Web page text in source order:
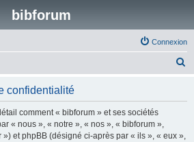
bibforum
Connexion
confidentialité
comment « bibforum » et ses sociétés
« nous », « notre », « nos », « bibforum »,
et phpBB (désigné ci-après par « ils », « eux »,